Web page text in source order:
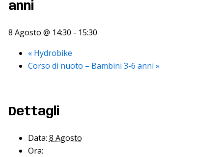
anni
8 Agosto @ 14:30 - 15:30
«Hydrobike
Corso di nuoto – Bambini 3-6 anni »
Dettagli
Data: 8 Agosto
Ora: